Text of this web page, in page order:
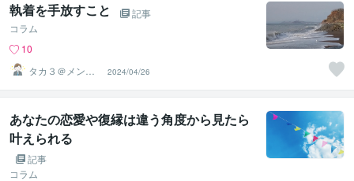
執着を手放すこと
記事
コラム
10
タカ３＠メンタ
ルコーチ
2024/04/26
あなたの恋愛や復縁は違う角度から見たら
叶えられる
記事
コラム